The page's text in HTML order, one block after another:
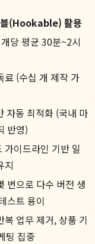
(Hookable) 활용
당 평균 30분~2시
료 (수십 개 제작 가
자동 최적화 (국내 마
반영)
가이드라인 기반 일
지
번으로 다수 버전 생
스트 용이
복 업무 제거, 상품 기
팅 집중